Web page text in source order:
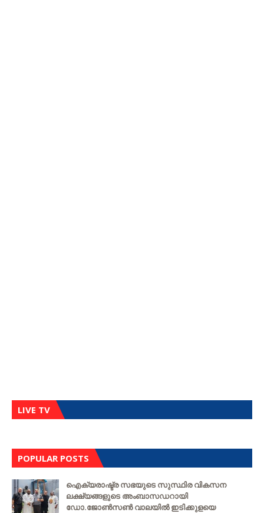
LIVE TV
POPULAR POSTS
ഐക്യരാഷ്ട്ര സഭയുടെ സുസ്ഥിര വികസന
ലക്ഷ്യങ്ങളുടെ അംബാസഡറായി
ഡോ.ജോൺസൺ വാലയിൽ ഇടിക്കുളയെ